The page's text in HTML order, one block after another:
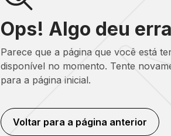
Ops! Algo deu
Parece que a página que você está
disponível no momento. Tente
para a página inicial.
Voltar para a página anterior